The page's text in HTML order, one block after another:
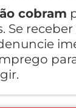
cobram
Se